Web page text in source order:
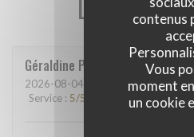
contenus
Vous
moment
un cookie
Les avis de
Géraldine P
2026-08-04 - 12:15 - Couverts 2
Service : 5/5 Ambiance: 5/5